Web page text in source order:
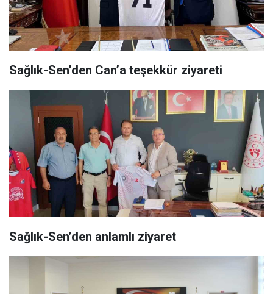
Sağlık-Sen’den Can’a teşekkür ziyareti
Sağlık-Sen’den anlamlı ziyaret